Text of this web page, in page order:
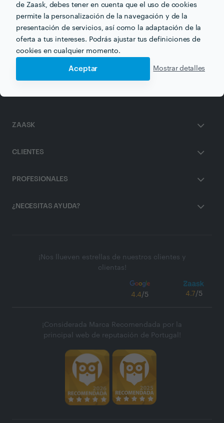
de Zaask, debes tener en cuenta que el uso de cookies
permite la personalización de la navegación y de la
presentación de servicios, así como la adaptación de la
oferta a tus intereses. Podrás ajustar tus definiciones de
cookies en cualquier momento.
Aceptar Mostrar detalles
Otros servicios proporcionados por Dos Mares Masajes
Quiromasaje en cadiz Fisioterapia en cadiz
Masajistas en cadiz
ZAASK
CLIENTES
PROFESIONALES
¿NECESITAS AYUDA?
¡Nos llueven estrellas de nuestros clientes y
clientas!
4.4/5 4.7/5
¡Considerada Marca Recomendada por la
principal web de reputación de Portugal!